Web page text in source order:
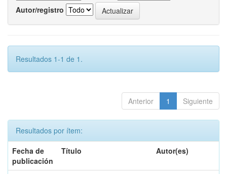
Autor/registro
Resultados 1-1 de 1.
Anterior 1 Siguiente
Resultados por ítem:
Fecha de
publicación
Título Autor(es)